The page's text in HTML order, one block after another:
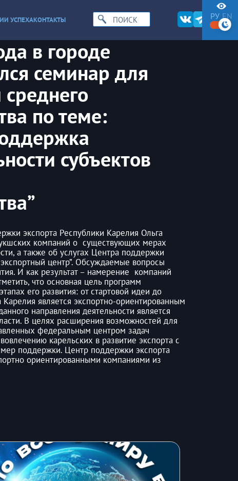
УСПЕХАКОНТАКТЫ РУ EN
в городе
семинар для
по теме:
субъектов
экспорта Республики Карелия Ольга
компаний о существующих мерах
а также об услугах Центра поддержки
центр”. Обсуждаемые вопросы
И как результат – намерение компаний
что основная цель программ
его развития: от стартовой идеи до
является экспортно-ориентированным
направления деятельности является
В целях расширения возможностей для
федеральным центром задач
карельских в развитие экспорта с
поддержки. Центр поддержки экспорта
ориентированными компаниями из